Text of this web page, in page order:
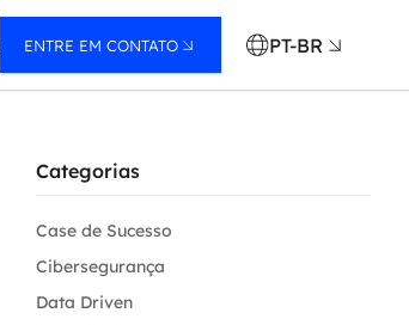
ENTRE EM CONTATO PT-BR
Categorias
Case de Sucesso
Cibersegurança
Data Driven